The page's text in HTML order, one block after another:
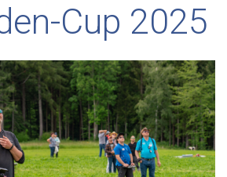
Cup 2025